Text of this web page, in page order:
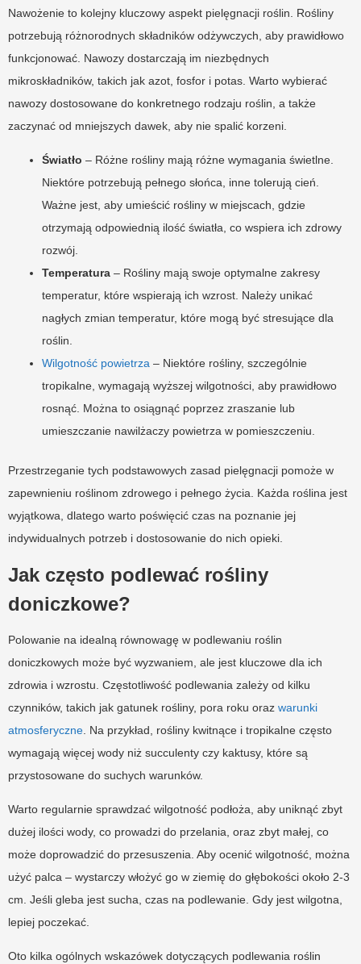
Nawożenie to kolejny kluczowy aspekt pielęgnacji roślin. Rośliny
potrzebują różnorodnych składników odżywczych, aby prawidłowo
funkcjonować. Nawozy dostarczają im niezbędnych
mikroskładników, takich jak azot, fosfor i potas. Warto wybierać
nawozy dostosowane do konkretnego rodzaju roślin, a także
zaczynać od mniejszych dawek, aby nie spalić korzeni.
Światło – Różne rośliny mają różne wymagania świetlne.
Niektóre potrzebują pełnego słońca, inne tolerują cień.
Ważne jest, aby umieścić rośliny w miejscach, gdzie
otrzymają odpowiednią ilość światła, co wspiera ich zdrowy
rozwój.
Temperatura – Rośliny mają swoje optymalne zakresy
temperatur, które wspierają ich wzrost. Należy unikać
nagłych zmian temperatur, które mogą być stresujące dla
roślin.
Wilgotność powietrza – Niektóre rośliny, szczególnie
tropikalne, wymagają wyższej wilgotności, aby prawidłowo
rosnąć. Można to osiągnąć poprzez zraszanie lub
umieszczanie nawilżaczy powietrza w pomieszczeniu.
Przestrzeganie tych podstawowych zasad pielęgnacji pomoże w
zapewnieniu roślinom zdrowego i pełnego życia. Każda roślina jest
wyjątkowa, dlatego warto poświęcić czas na poznanie jej
indywidualnych potrzeb i dostosowanie do nich opieki.
Jak często podlewać rośliny
doniczkowe?
Polowanie na idealną równowagę w podlewaniu roślin
doniczkowych może być wyzwaniem, ale jest kluczowe dla ich
zdrowia i wzrostu. Częstotliwość podlewania zależy od kilku
czynników, takich jak gatunek rośliny, pora roku oraz warunki
atmosferyczne. Na przykład, rośliny kwitnące i tropikalne często
wymagają więcej wody niż succulenty czy kaktusy, które są
przystosowane do suchych warunków.
Warto regularnie sprawdzać wilgotność podłoża, aby uniknąć zbyt
dużej ilości wody, co prowadzi do przelania, oraz zbyt małej, co
może doprowadzić do przesuszenia. Aby ocenić wilgotność, można
użyć palca – wystarczy włożyć go w ziemię do głębokości około 2-3
cm. Jeśli gleba jest sucha, czas na podlewanie. Gdy jest wilgotna,
lepiej poczekać.
Oto kilka ogólnych wskazówek dotyczących podlewania roślin